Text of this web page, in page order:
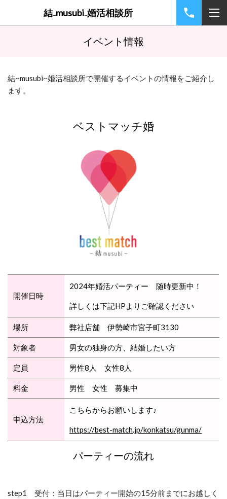
結₋musubi₋婚活相談所
イベント情報
結~musubi~婚活相談所で開催するイベントの情報をご紹介し
ます。
ベストマッチ婚
開催日時
2024年婚活パーティー 随時更新中！
詳しくは下記HPよりご確認ください
場所 弊社店舗 伊勢崎市宮子町3130
対象者 男女の独身の方、結婚したい方
定員 男性8人 女性8人
料金 男性 女性 募集中
申込方法
こちらからお願いします♪
https://best-match.jp/konkatsu/gunma/
パーティーの流れ
step1 受付：当日はパーティー開始の15分前までにお越しく